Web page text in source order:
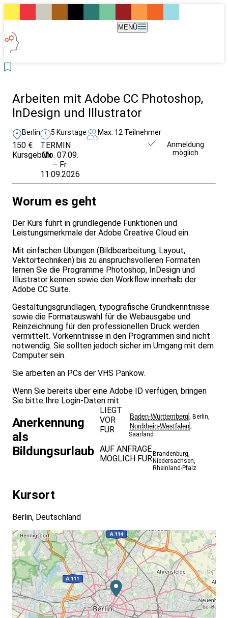
MENÜ
Arbeiten mit Adobe CC Photoshop,
InDesign und Illustrator
Berlin 5 Kurstage Max. 12 Teilnehmer
150 €
Kursgebühr
TERMIN
Mo. 07.09.
– Fr.
11.09.2026
Anmeldung
möglich
Worum es geht
Der Kurs führt in grundlegende Funktionen und
Leistungsmerkmale der Adobe Creative Cloud ein.
Mit einfachen Übungen (Bildbearbeitung, Layout,
Vektortechniken) bis zu anspruchsvolleren Formaten
lernen Sie die Programme Photoshop, InDesign und
Illustrator kennen sowie den Workflow innerhalb der
Adobe CC Suite.
Gestaltungsgrundlagen, typografische Grundkenntnisse
sowie die Formatauswahl für die Webausgabe und
Reinzeichnung für den professionellen Druck werden
vermittelt. Vorkenntnisse in den Programmen sind nicht
notwendig. Sie sollten jedoch sicher im Umgang mit dem
Computer sein.
Sie arbeiten an PCs der VHS Pankow.
Wenn Sie bereits über eine Adobe ID verfügen, bringen
Sie bitte Ihre Login-Daten mit.
Anerkennung
als
Bildungsurlaub
LIEGT
VOR
FÜR
Baden-Württemberg, Berlin,
Nordrhein-Westfalen,
Saarland
AUF ANFRAGE
MÖGLICH FÜR Brandenburg,
Niedersachsen,
Rheinland-Pfalz
Kursort
Berlin, Deutschland